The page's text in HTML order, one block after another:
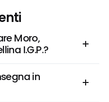
Moro,
I.G.P.?
in